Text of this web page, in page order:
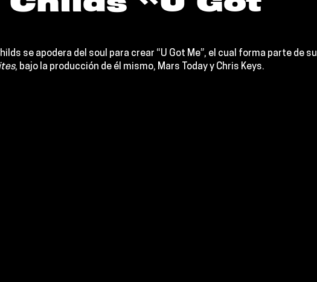
se apodera del soul para crear “U Got Me”, el cual forma parte de su
, bajo la producción de él mismo, Mars Today y Chris Keys.